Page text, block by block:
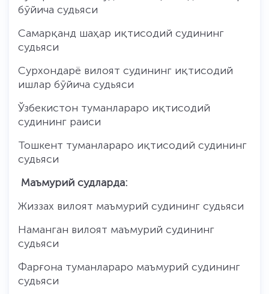
бўйича судьяси
Самарқанд шаҳар иқтисодий судининг
судьяси
Сурхондарё вилоят судининг иқтисодий
ишлар бўйича судьяси
Ўзбекистон туманлараро иқтисодий
судининг раиси
Тошкент туманлараро иқтисодий судининг
судьяси
Маъмурий судларда:
Жиззах вилоят маъмурий судининг судьяси
Наманган вилоят маъмурий судининг
судьяси
Фарғона туманлараро маъмурий судининг
судьяси